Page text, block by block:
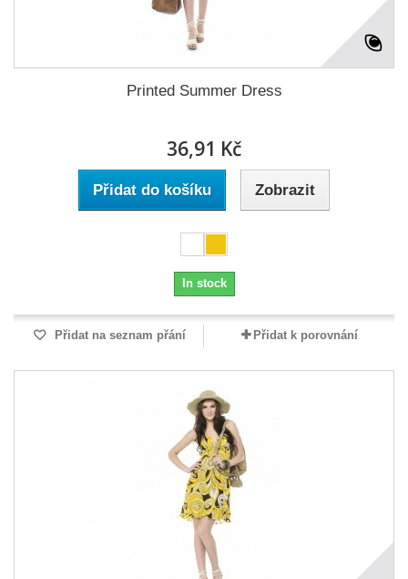
Printed Summer Dress
36,91 Kč
Přidat do košíku Zobrazit
In stock
Přidat na seznam přání Přidat k porovnání